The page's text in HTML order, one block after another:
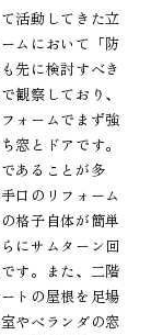
活動してきた立
ムにおいて「防
先に検討すべき
観察しており、
ォームでまず強
窓とドアです。
あることが多
口のリフォーム
格子自体が簡単
にサムターン回
す。また、二階
トの屋根を足場
やベランダの窓